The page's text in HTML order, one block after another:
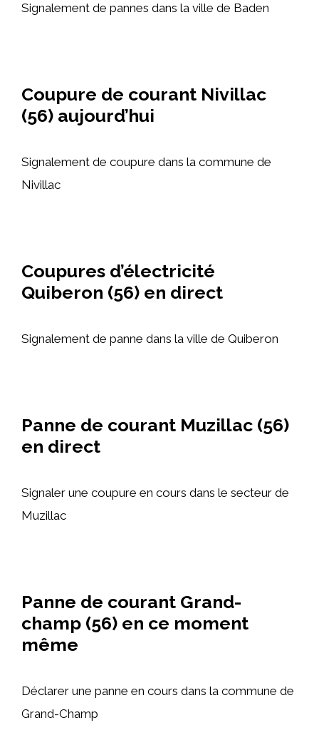
Signalement de pannes dans la ville de Baden
Coupure de courant Nivillac
(56) aujourd’hui
Signalement de coupure dans la commune de
Nivillac
Coupures d’électricité
Quiberon (56) en direct
Signalement de panne dans la ville de Quiberon
Panne de courant Muzillac (56)
en direct
Signaler une coupure en cours dans le secteur de
Muzillac
Panne de courant Grand-
champ (56) en ce moment
même
Déclarer une panne en cours dans la commune de
Grand-Champ